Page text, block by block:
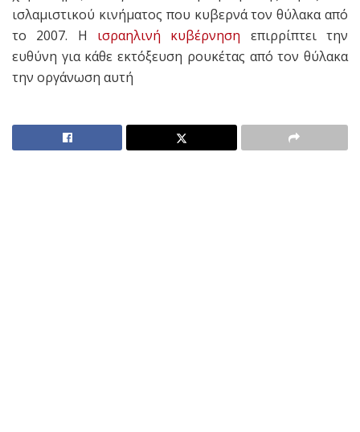
ισλαμιστικού κινήματος που κυβερνά τον θύλακα από
το 2007. Η ισραηλινή κυβέρνηση επιρρίπτει την
ευθύνη για κάθε εκτόξευση ρουκέτας από τον θύλακα
την οργάνωση αυτή